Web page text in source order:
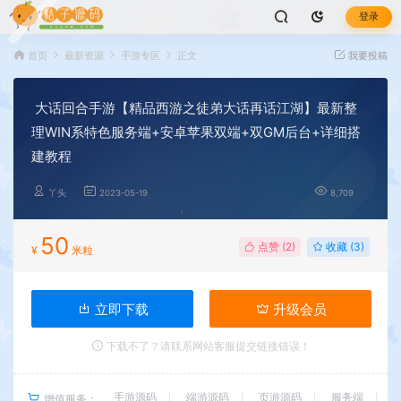
登录
首页 最新资源 手游专区 正文 我要投稿
大话回合手游【精品西游之徒弟大话再话江湖】最新整
理WIN系特色服务端+安卓苹果双端+双GM后台+详细搭
建教程
丫头 2023-05-19 8,709
¥ 50 米粒 点赞 (2) 收藏 (3)
立即下载 升级会员
下载不了？请联系网站客服提交链接错误！
手游源码 端游源码 页游源码 服务端